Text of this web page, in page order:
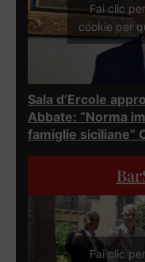
Fai clic
cookie per
Sala d’Ercole
Abbate: “Norma
famiglie siciliane”
Fai clic